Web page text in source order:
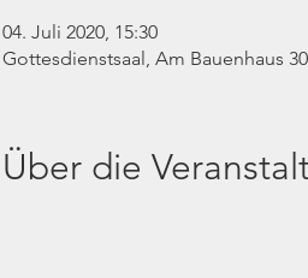
04. Juli 2020, 15:30
Gottesdienstsaal, Am Bauenhaus
Über die